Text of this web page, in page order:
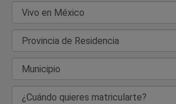
País de Residencia
Provincia de Residencia
Municipio
¿Cuándo quieres matricularte?